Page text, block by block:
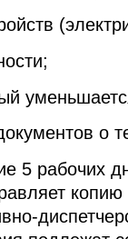
о
5 рабочих